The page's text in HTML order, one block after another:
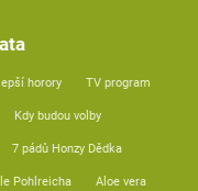
horory TV program
Kdy budou volby
7 pádů Honzy Dědka
Pohlreicha Aloe vera